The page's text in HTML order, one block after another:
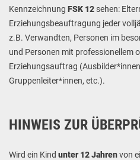
Kennzeichnung FSK 12 sehen:
Erziehungsbeauftragung jeder
z.B. Verwandten, Personen im
und Personen mit professionellem
Erziehungsauftrag
Gruppenleiter*innen, etc.).
HINWEIS ZUR
Wird ein Kind unter 12 Jahrenvon